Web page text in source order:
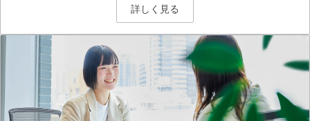
詳しく見る